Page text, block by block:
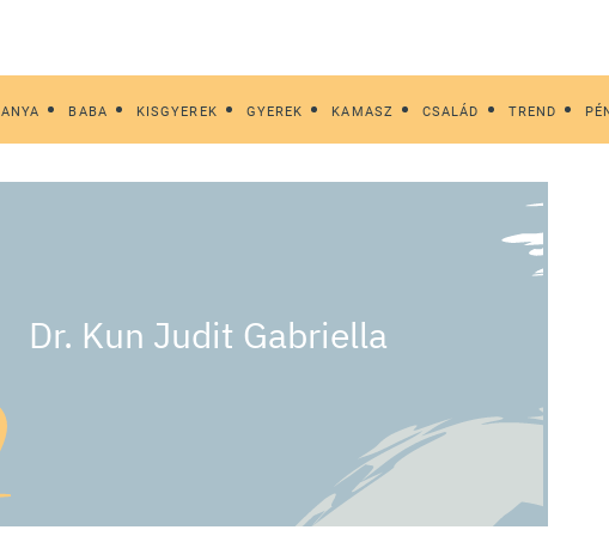
ANYA BABA KISGYEREK GYEREK KAMASZ CSALÁD TREND
Dr. Kun Judit Gabriella